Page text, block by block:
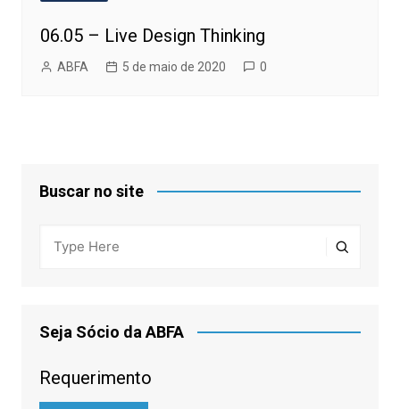
06.05 – Live Design Thinking
ABFA 5 de maio de 2020 0
Buscar no site
Seja Sócio da ABFA
Requerimento